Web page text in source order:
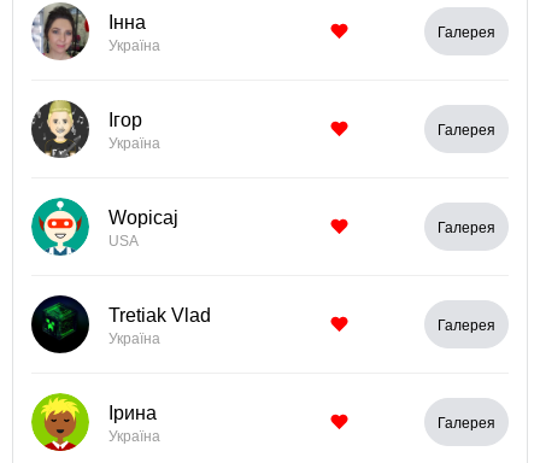
Інна
Україна
Галерея
Ігор
Україна
Галерея
Wopicaj
USA
Галерея
Tretiak Vlad
Україна
Галерея
Ірина
Україна
Галерея